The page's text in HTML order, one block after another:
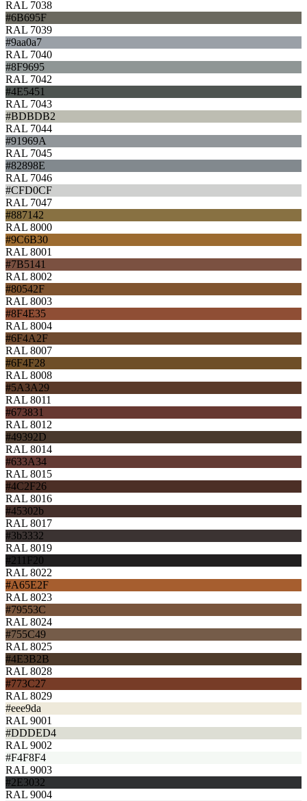
RAL 7038
#6B695F
RAL 7039
#9aa0a7
RAL 7040
#8F9695
RAL 7042
#4E5451
RAL 7043
#BDBDB2
RAL 7044
#91969A
RAL 7045
#82898E
RAL 7046
#CFD0CF
RAL 7047
#887142
RAL 8000
#9C6B30
RAL 8001
#7B5141
RAL 8002
#80542F
RAL 8003
#8F4E35
RAL 8004
#6F4A2F
RAL 8007
#6F4F28
RAL 8008
#5A3A29
RAL 8011
#673831
RAL 8012
#49392D
RAL 8014
#633A34
RAL 8015
#4C2F26
RAL 8016
#45302b
RAL 8017
#3b3332
RAL 8019
#211F20
RAL 8022
#A65E2F
RAL 8023
#79553C
RAL 8024
#755C49
RAL 8025
#4E3B2B
RAL 8028
#773C27
RAL 8029
#eee9da
RAL 9001
#DDDED4
RAL 9002
#F4F8F4
RAL 9003
#2E3032
RAL 9004